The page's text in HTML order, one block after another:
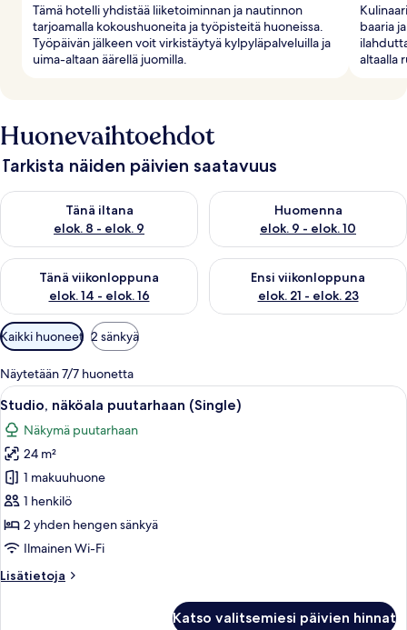
Tämä hotelli yhdistää liiketoiminnan ja nautinnon
tarjoamalla kokoushuoneita ja työpisteitä huoneissa.
Työpäivän jälkeen voit virkistäytyä kylpyläpalveluilla ja
uima-altaan äärellä juomilla.
baaria
altaalla
Huonevaihtoehdot
Tarkista näiden päivien saatavuus
Tänä iltana
elok. 8 - elok. 9
Tarkista tämän illan saatavuus elok. 8 - elok. 9
Huomenna
elok. 9 - elok. 10
Tarkista huomisen saatavuus
Tänä viikonloppuna
elok. 14 - elok. 16
Tarkista tämän viikonlopun saatavuus elok. 14 - elok. 16
Ensi viikonloppuna
elok. 21 - elok. 23
Tarkista ensi viikonlopun
Huoneille
saatavilla
olevia
suodattimia
Kaikki huoneet 2 sänkyä
Näytetään 7/7 huonetta
Avaa
kaikki
huonetyypin
Studio,
näköala
puutarhaan
(Single)
kuvat
Hotellihuone, jossa on suuri sänky,
7
Studio, näköala puutarhaan (Single)
Näkymä puutarhaan
24 m²
1 makuuhuone
1 henkilö
2 yhden hengen sänkyä
Ilmainen Wi-Fi
Lisätietoja
Lisätietoja
Katso valitsemiesi päivien hinnat